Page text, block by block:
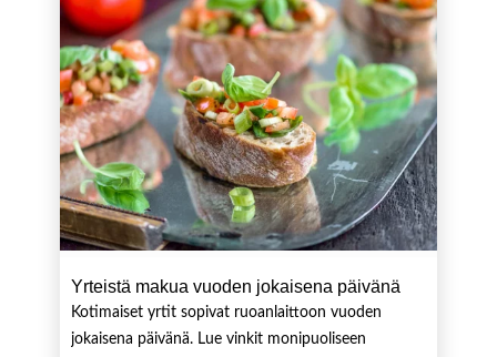
Yrteistä makua vuoden jokaisena päivänä
Kotimaiset yrtit sopivat ruoanlaittoon vuoden
jokaisena päivänä. Lue vinkit monipuoliseen